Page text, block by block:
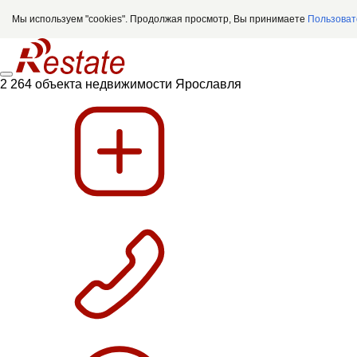
Мы используем "cookies". Продолжая просмотр, Вы принимаете
2 264 объекта недвижимости Ярославля